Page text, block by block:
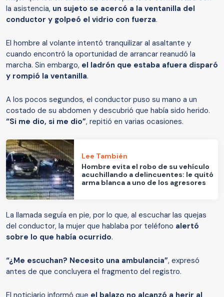
la asistencia, un sujeto se acercó a la ventanilla del
conductor y golpeó el vidrio con fuerza.
El hombre al volante intentó tranquilizar al asaltante y
cuando encontró la oportunidad de arrancar reanudó la
marcha. Sin embargo, el ladrón que estaba afuera disparó
y rompió la ventanilla.
A los pocos segundos, el conductor puso su mano a un
costado de su abdomen y descubrió que había sido herido.
“Si me dio, si me dio”, repitió en varias ocasiones.
Lee También
Hombre evita el robo de su vehículo
acuchillando a delincuentes: le quitó
arma blanca a uno de los agresores
La llamada seguía en pie, por lo que, al escuchar las quejas
del conductor, la mujer que hablaba por teléfono alertó
sobre lo que había ocurrido.
“¿Me escuchan? Necesito una ambulancia”, expresó
antes de que concluyera el fragmento del registro.
El noticiario informó que el balazo no alcanzó a herir al